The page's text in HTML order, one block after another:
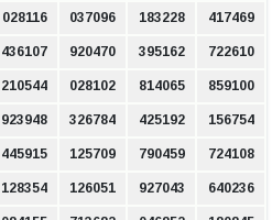
028116 037096 183228 417469
436107 920470 395162 722610
210544 028102 814065 859100
923948 326784 425192 156754
445915 125709 790459 724108
128354 126051 927043 640236